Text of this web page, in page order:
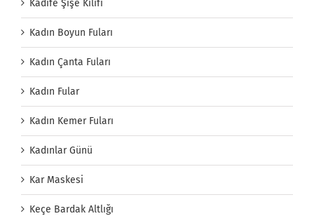
Kadife Şişe Kılıfı
Kadın Boyun Fuları
Kadın Çanta Fuları
Kadın Fular
Kadın Kemer Fuları
Kadınlar Günü
Kar Maskesi
Keçe Bardak Altlığı